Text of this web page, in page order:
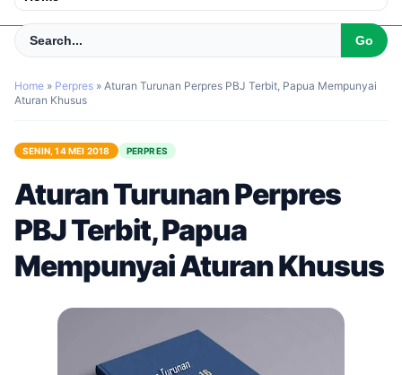
Home » Perpres » Aturan Turunan Perpres PBJ Terbit, Papua Mempunyai
Aturan Khusus
SENIN, 14 MEI 2018 PERPRES
Aturan Turunan Perpres
PBJ Terbit, Papua
Mempunyai Aturan Khusus